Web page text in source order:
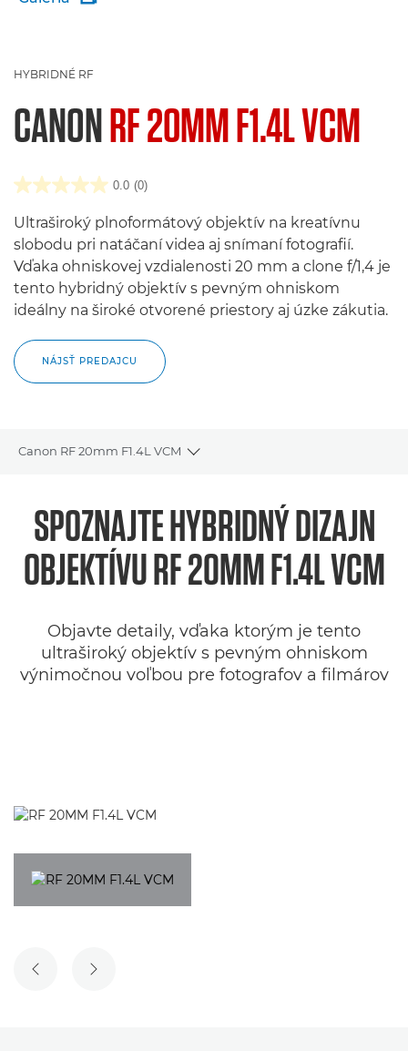
HYBRIDNÉ RF
CANONRF 20MM F1.4L VCM
0.0 (0)
Ultraširoký plnoformátový objektív na kreatívnu
slobodu pri natáčaní videa aj snímaní fotografií.
Vďaka ohniskovej vzdialenosti 20 mm a clone f/1,4 je
tento hybridný objektív s pevným ohniskom
ideálny na široké otvorené priestory aj úzke zákutia.
NÁJSŤ PREDAJCU
Canon RF 20mm F1.4L VCM
Toggle breadcrumbs
Technické parametre
Galéria
Recenzie
Podpora
SPOZNAJTE HYBRIDNÝ DIZAJN
OBJEKTÍVU RF 20MM F1.4L VCM
Objavte detaily, vďaka ktorým je tento
ultraširoký objektív s pevným ohniskom
výnimočnou voľbou pre fotografov a filmárov
PREDCHÁDZAJÚCA SNÍMKA
NASLEDUJÚCA SNÍMKA